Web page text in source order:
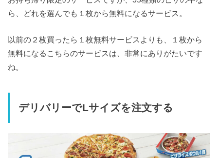
ら、どれを選んでも１枚から無料になるサービス。
以前の２枚買ったら１枚無料サービスよりも、１枚から
無料になるこちらのサービスは、非常にありがたいです
ね。
デリバリーでLサイズを注文する